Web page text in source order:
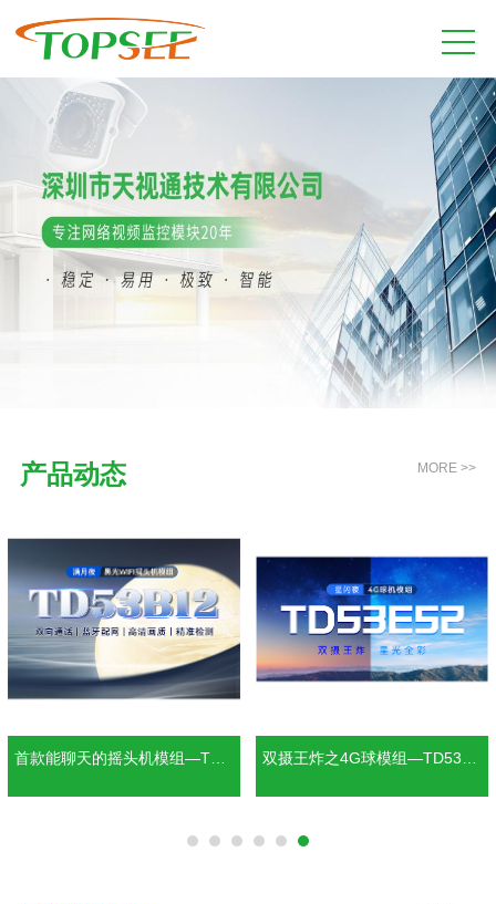
产品动态 MORE >>
首款能聊天的摇头机模组—TD5
双摄王炸之4G球模组—TD53E5